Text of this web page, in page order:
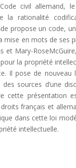
civil allemand, le
rationalité
propose un code,
en mots de ses
et Mary-
la propriété
Il pose de
sources d’une
cette présentation
français et
dans cette loi
intellectuelle.